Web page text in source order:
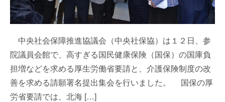
中央社会保障推進協議会（中央社保協）は１２日、参
院議員会館で、高すぎる国民健康保険（国保）の国庫負
担増などを求める厚生労働省要請と、介護保険制度の改
善を求める請願署名提出集会を行いました。 国保の厚
労省要請では、北海 […]